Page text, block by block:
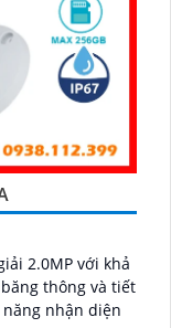
2.0MP với khả
thông và tiết